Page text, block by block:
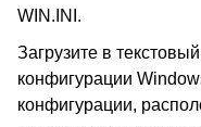
WIN.INI.
Загрузите в
конфигурации
конфигурации,